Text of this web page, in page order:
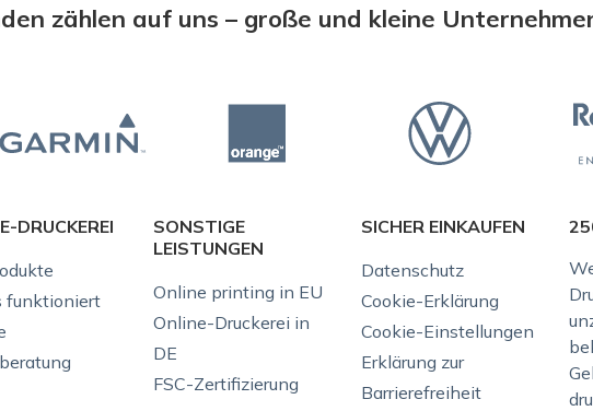
zählen auf uns – große und kleine
DRUCKEREI
funktioniert
SONSTIGE
LEISTUNGEN
Online printing in EU
Online-Druckerei in
DE
FSC-Zertifizierung
SICHER EINKAUFEN
Datenschutz
Cookie-Erklärung
Cookie-Einstellungen
Erklärung zur
Barrierefreiheit